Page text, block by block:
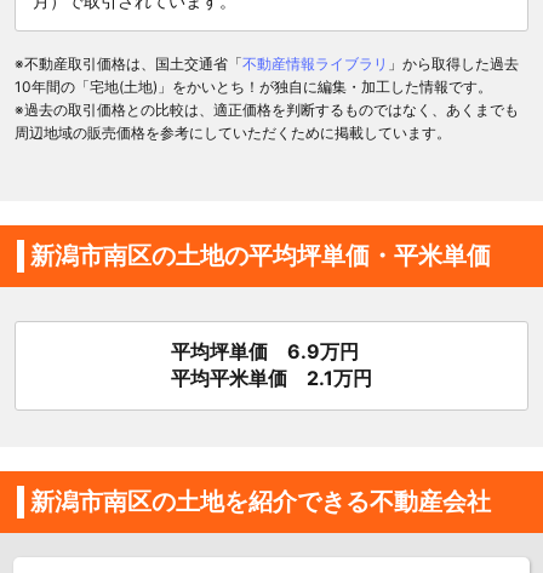
※不動産取引価格は、国土交通省「不動産情報ライブラリ 」から取得した過去
10年間の「宅地(土地)」をかいとち！が独自に編集・加工した情報です。
※過去の取引価格との比較は、適正価格を判断するものではなく、あくまでも
周辺地域の販売価格を参考にしていただくために掲載しています。
新潟市南区の土地の平均坪単価・平米単価
平均坪単価 6.9万円
平均平米単価 2.1万円
新潟市南区の土地を紹介できる不動産会社